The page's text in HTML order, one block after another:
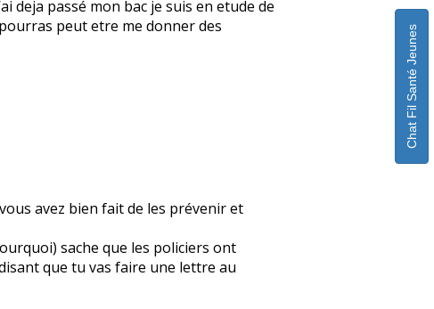
deja passé mon bac je suis en etude de
peut etre me donner des
avez bien fait de les prévenir et
sache que les policiers ont
que tu vas faire une lettre au
Chat Fil Santé Jeunes